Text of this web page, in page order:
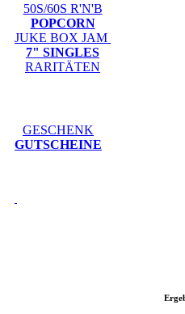
50S/60S R'N'B
POPCORN
JUKE BOX JAM
7" SINGLES
RARITÄTEN
GESCHENK
GUTSCHEINE